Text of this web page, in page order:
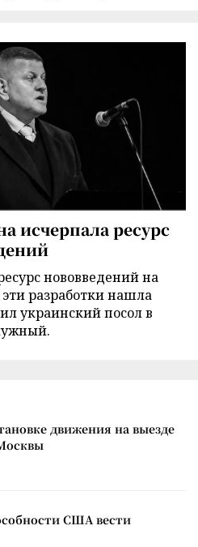
исчерпала ресурс
нововведений на
эти разработки нашла
украинский посол в
движения на выезде
США вести